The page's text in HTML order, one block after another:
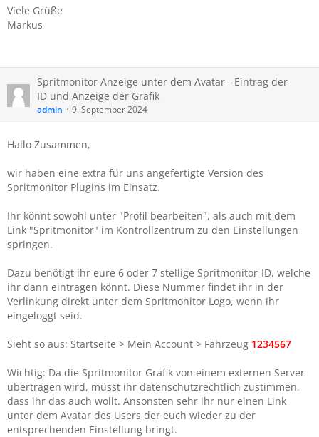
Viele Grüße
Markus
Spritmonitor Anzeige unter dem Avatar - Eintrag der
ID und Anzeige der Grafik
admin 9. September 2024
Hallo Zusammen,
wir haben eine extra für uns angefertigte Version des
Spritmonitor Plugins im Einsatz.
Ihr könnt sowohl unter "Profil bearbeiten", als auch mit dem
Link "Spritmonitor" im Kontrollzentrum zu den Einstellungen
springen.
Dazu benötigt ihr eure 6 oder 7 stellige Spritmonitor-ID, welche
ihr dann eintragen könnt. Diese Nummer findet ihr in der
Verlinkung direkt unter dem Spritmonitor Logo, wenn ihr
eingeloggt seid.
Sieht so aus: Startseite > Mein Account > Fahrzeug 1234567
Wichtig: Da die Spritmonitor Grafik von einem externen Server
übertragen wird, müsst ihr datenschutzrechtlich zustimmen,
dass ihr das auch wollt. Ansonsten sehr ihr nur einen Link
unter dem Avatar des Users der euch wieder zu der
entsprechenden Einstellung bringt.